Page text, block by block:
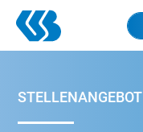
Skip
main
STELLENANGEBOT